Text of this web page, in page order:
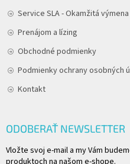
Service SLA - Okamžitá výmena
Prenájom a lízing
Obchodné podmienky
Podmienky ochrany osobných
Kontakt
ODOBERAŤ NEWSLETTER
Vložte svoj e-mail a my Vám
produktoch na našom e-shope.